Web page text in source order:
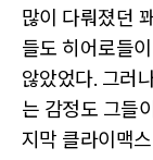
많이 다뤄졌던
들도 히어로들
않았었다. 그러
는 감정도 그들
지막 클라이맥